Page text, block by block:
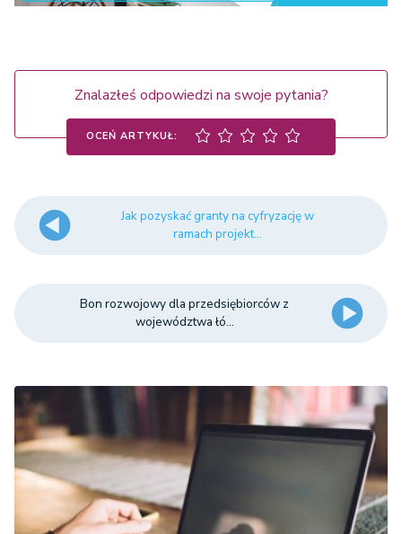
Znalazłeś odpowiedzi na swoje pytania?
OCEŃ ARTYKUŁ:
Jak pozyskać granty na cyfryzację w
ramach projekt...
Bon rozwojowy dla przedsiębiorców z
województwa łó...